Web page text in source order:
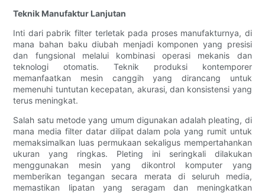
Teknik Manufaktur Lanjutan
Inti dari pabrik filter terletak pada proses manufakturnya, di
mana bahan baku diubah menjadi komponen yang presisi
dan fungsional melalui kombinasi operasi mekanis dan
teknologi otomatis. Teknik produksi kontemporer
memanfaatkan mesin canggih yang dirancang untuk
memenuhi tuntutan kecepatan, akurasi, dan konsistensi yang
terus meningkat.
Salah satu metode yang umum digunakan adalah pleating, di
mana media filter datar dilipat dalam pola yang rumit untuk
memaksimalkan luas permukaan sekaligus mempertahankan
ukuran yang ringkas. Pleting ini seringkali dilakukan
menggunakan mesin yang dikontrol komputer yang
memberikan tegangan secara merata di seluruh media,
memastikan lipatan yang seragam dan meningkatkan